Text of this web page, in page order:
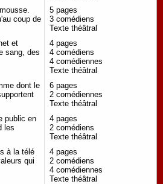
coup de
5 pages
3 comédiens
Texte théâtral
et
sang, des
4 pages
4 comédiens
4 comédiennes
Texte théâtral
dont le
6 pages
2 comédiennes
Texte théâtral
public en
les
4 pages
2 comédiens
Texte théâtral
à la télé
qui
4 pages
2 comédiens
4 comédiennes
Texte théâtral